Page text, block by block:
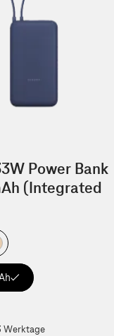
Power Bank
(Integrated
Werktage